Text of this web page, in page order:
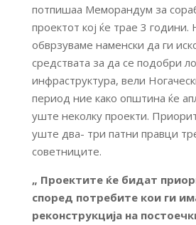
потпишаa Меморандум за
проектот кој ќе трае 3 години.
обврзуваме наменски да ги
средствата за да се подобри
инфраструктура, вели
период ние како општина ќе
уште неколку проекти.
уште два- три патни правци
советниците.
„ Проектите ќе бидат
според потребите кои ги
реконструкција на